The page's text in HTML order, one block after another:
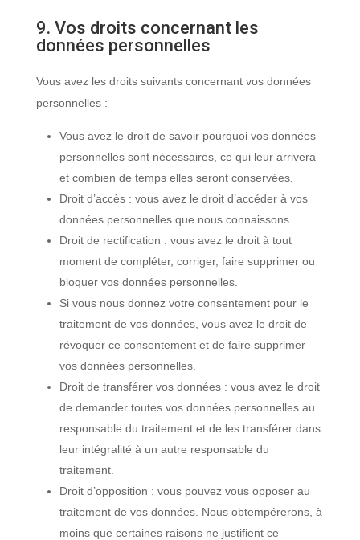
9. Vos droits concernant les
données personnelles
Vous avez les droits suivants concernant vos données
personnelles :
Vous avez le droit de savoir pourquoi vos données
personnelles sont nécessaires, ce qui leur arrivera
et combien de temps elles seront conservées.
Droit d’accès : vous avez le droit d’accéder à vos
données personnelles que nous connaissons.
Droit de rectification : vous avez le droit à tout
moment de compléter, corriger, faire supprimer ou
bloquer vos données personnelles.
Si vous nous donnez votre consentement pour le
traitement de vos données, vous avez le droit de
révoquer ce consentement et de faire supprimer
vos données personnelles.
Droit de transférer vos données : vous avez le droit
de demander toutes vos données personnelles au
responsable du traitement et de les transférer dans
leur intégralité à un autre responsable du
traitement.
Droit d’opposition : vous pouvez vous opposer au
traitement de vos données. Nous obtempérerons, à
moins que certaines raisons ne justifient ce